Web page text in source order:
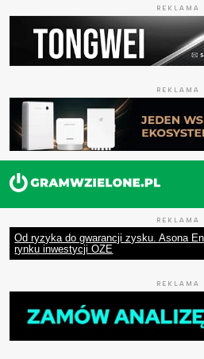
REKLAMA
REKLAMA
REKLAMA
Od ryzyka do gwarancji zysku. Asona
rynku inwestycji OZE
REKLAMA